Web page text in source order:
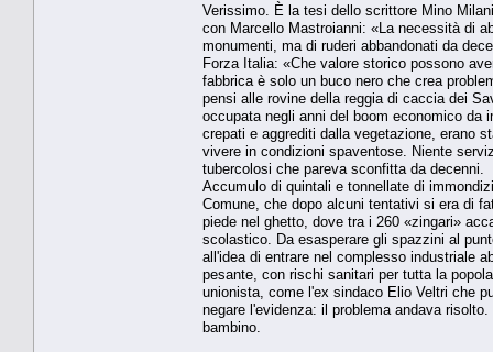
Verissimo. È la tesi dello scrittore Mino
con Marcello Mastroianni: «La necessità di
monumenti, ma di ruderi abbandonati da
Forza Italia: «Che valore storico possono
fabbrica è solo un buco nero che crea
pensi alle rovine della reggia di caccia dei
occupata negli anni del boom economico
crepati e aggrediti dalla vegetazione, erano
vivere in condizioni spaventose. Niente
tubercolosi che pareva sconfitta da decenni.
Accumulo di quintali e tonnellate di
Comune, che dopo alcuni tentativi si era di
piede nel ghetto, dove tra i 260 «zingari»
scolastico. Da esasperare gli spazzini al
all'idea di entrare nel complesso industriale
pesante, con rischi sanitari per tutta la
unionista, come l'ex sindaco Elio Veltri che
negare l'evidenza: il problema andava
bambino.